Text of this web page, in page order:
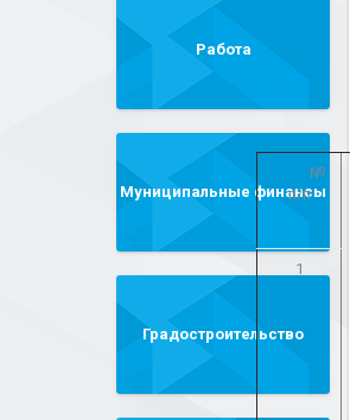
Работа
Муниципальные финансы
Градостроительство
№
п/п
1